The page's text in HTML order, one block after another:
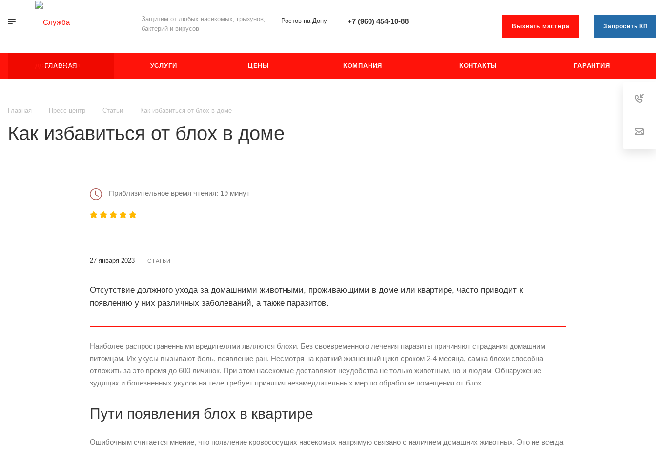
Защитим от любых насекомых, грызунов,
бактерий и вирусов
Ростов-на-Дону +7 (960) 454-10-88
Вызвать мастера Запросить КП
ГЛАВНАЯ УСЛУГИ ЦЕНЫ КОМПАНИЯ КОНТАКТЫ ГАРАНТИЯ
Главная Пресс-центр Статьи Как избавиться от блох в доме
Как избавиться от блох в доме
Приблизительное время чтения: 19 минут
27 января 2023 СТАТЬИ
Отсутствие должного ухода за домашними животными, проживающими в доме или квартире, часто приводит к
появлению у них различных заболеваний, а также паразитов.
Наиболее распространенными вредителями являются блохи. Без своевременного лечения паразиты причиняют страдания домашним
питомцам. Их укусы вызывают боль, появление ран. Несмотря на краткий жизненный цикл сроком 2-4 месяца, самка блохи способна
отложить за это время до 600 личинок. При этом насекомые доставляют неудобства не только животным, но и людям. Обнаружение
зудящих и болезненных укусов на теле требует принятия незамедлительных мер по обработке помещения от блох.
Пути появления блох в квартире
Ошибочным считается мнение, что появление кровососущих насекомых напрямую связано с наличием домашних животных. Это не всегда